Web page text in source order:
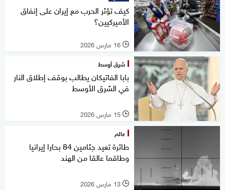
كيف تؤثر الحرب مع إيران على إنفاق
الأميركيين؟
l 16 مارس 2026
شرق أوسط
بابا الفاتيكان يطالب بوقف إطلاق النار
في الشرق الأوسط
l 15 مارس 2026
عالم
طائرة تعيد جثامين 84 بحارا إيرانيا
وطاقما عالقا من الهند
l 13 مارس 2026